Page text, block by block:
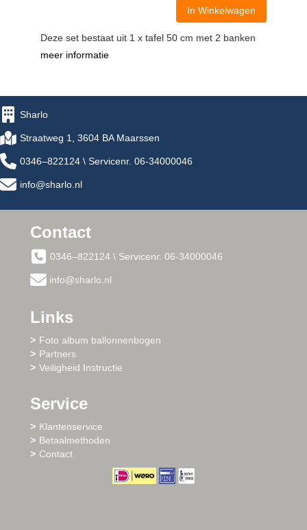
In Winkelwagen
Deze set bestaat uit 1 x tafel 50 cm met 2 banken
meer informatie
Sharlo
Straatweg 1, 3604 BA Maarssen
0346–822124 \ Servicenr. 06-34000046
info@sharlo.nl
Contact
0346–822124 \ Servicenr. 06-34000046
info@sharlo.nl
Links
Foto album ballonnenbogen
Partners
Veiligheid Instructie
Service
Klantenservice
Betaalmethoden
Contact